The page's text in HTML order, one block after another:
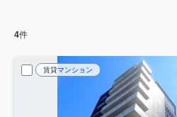
4件
賃貸マンション